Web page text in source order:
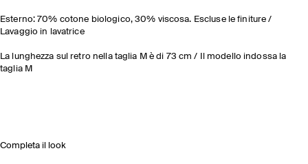
Esterno: 70% cotone biologico, 30% viscosa. Escluse le finiture /
Lavaggio in lavatrice
La lunghezza sul retro nella taglia M è di 73 cm / Il modello indossa la
taglia M
Completa il look